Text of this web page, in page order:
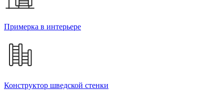
Примерка в интерьере
Конструктор шведской стенки